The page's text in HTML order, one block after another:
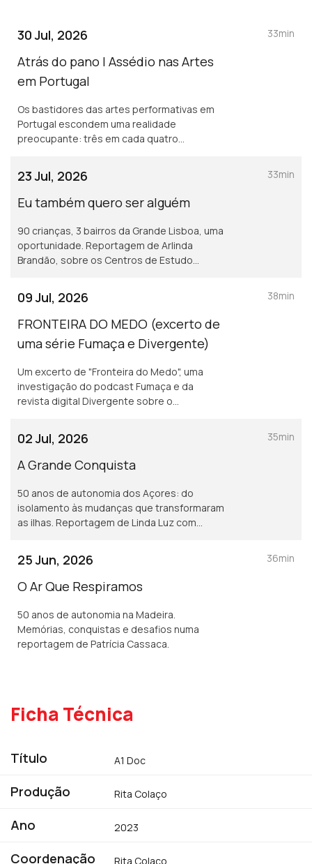
30 Jul, 2026
Atrás do pano | Assédio nas Artes
em Portugal
Os bastidores das artes performativas em
Portugal escondem uma realidade
preocupante: três em cada quatro
Reportagem de Sandy Gageiro.
33min
23 Jul, 2026
Eu também quero ser alguém
90 crianças, 3 bairros da Grande Lisboa, uma
oportunidade. Reportagem de Arlinda
Brandão, sobre os Centros de Estudo
33min
09 Jul, 2026
FRONTEIRA DO MEDO (excerto de
uma série Fumaça e Divergente)
Um excerto de "Fronteira do Medo", uma
investigação do podcast Fumaça e da
revista digital Divergente sobre o
trabalham.
38min
02 Jul, 2026
A Grande Conquista
50 anos de autonomia dos Açores: do
isolamento às mudanças que transformaram
as ilhas. Reportagem de Linda Luz com
35min
25 Jun, 2026
O Ar Que Respiramos
50 anos de autonomia na Madeira.
Memórias, conquistas e desafios numa
reportagem de Patrícia Cassaca.
36min
Ficha Técnica
Título A1 Doc
Produção Rita Colaço
Ano 2023
Coordenação Rita Colaço